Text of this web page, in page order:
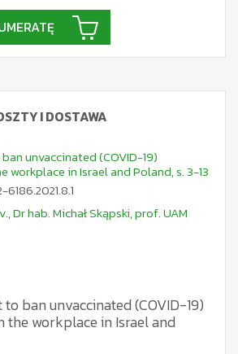
I DOSTAWA
unvaccinated (COVID-19)
workplace in Israel and Poland, s. 3-13
,Dr hab. Michał Skąpski, prof. UAM
ban unvaccinated (COVID-19)
workplace in Israel and